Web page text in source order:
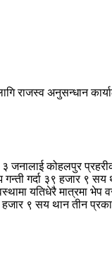
अनुसन्धान
जनालाई कोहलपुर
गर्दा ३९ हजार ९ सय
यतिधेरै मात्रमा भेप
९ सय थान तीन